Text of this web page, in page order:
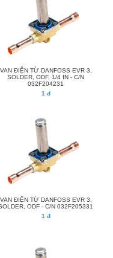
VAN ĐIỆN TỪ DANFOSS EVR 3,
SOLDER, ODF, 1/4 IN - C/N
032F204231
1 đ
VAN ĐIỆN TỪ DANFOSS EVR 3,
ODF - C/N 032F205331
1 đ